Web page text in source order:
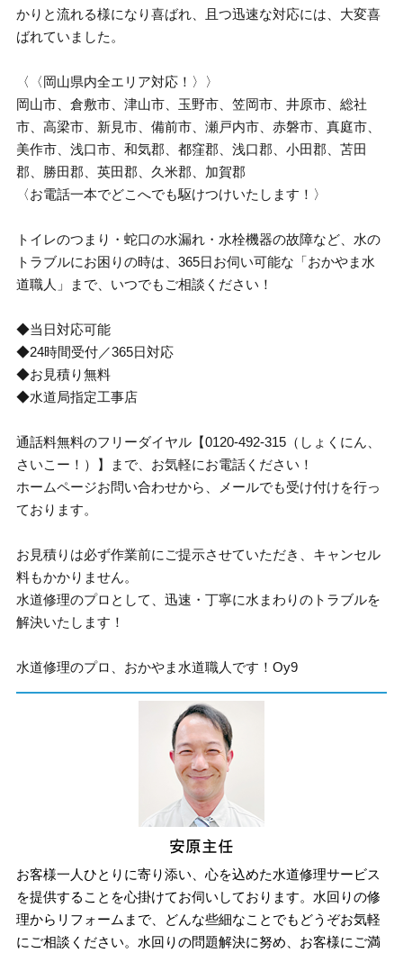
かりと流れる様になり喜ばれ、且つ迅速な対応には、大変喜
ばれていました。
〈〈岡山県内全エリア対応！〉〉
岡山市、倉敷市、津山市、玉野市、笠岡市、井原市、総社
市、高梁市、新見市、備前市、瀬戸内市、赤磐市、真庭市、
美作市、浅口市、和気郡、都窪郡、浅口郡、小田郡、苫田
郡、勝田郡、英田郡、久米郡、加賀郡
〈お電話一本でどこへでも駆けつけいたします！〉
トイレのつまり・蛇口の水漏れ・水栓機器の故障など、水の
トラブルにお困りの時は、365日お伺い可能な「おかやま水
道職人」まで、いつでもご相談ください！
◆当日対応可能
◆24時間受付／365日対応
◆お見積り無料
◆水道局指定工事店
通話料無料のフリーダイヤル【0120-492-315（しょくにん、
さいこー！）】まで、お気軽にお電話ください！
ホームページお問い合わせから、メールでも受け付けを行っ
ております。
お見積りは必ず作業前にご提示させていただき、キャンセル
料もかかりません。
水道修理のプロとして、迅速・丁寧に水まわりのトラブルを
解決いたします！
水道修理のプロ、おかやま水道職人です！Oy9
お客様一人ひとりに寄り添い、心を込めた水道修理サービス
を提供することを心掛けてお伺いしております。水回りの修
理からリフォームまで、どんな些細なことでもどうぞお気軽
にご相談ください。水回りの問題解決に努め、お客様にご満